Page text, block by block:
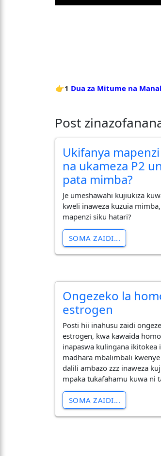
👉1 Dua za Mitume na
Post
Ukifanya
na ukameza P2
pata mimba?
Je umeshawahi kujiukiza
kweli inaweza kuzuia
mapenzi siku hatari?
SOMA ZAIDI...
Ongezeko la
estrogen
Posti hii inahusu zaidi
estrogen, kwa kawaida
inapaswa kulingana ikitokea
madhara mbalimbali
dalili ambazo zzz inaweza
mpaka tukafahamu kuwa ni
SOMA ZAIDI...